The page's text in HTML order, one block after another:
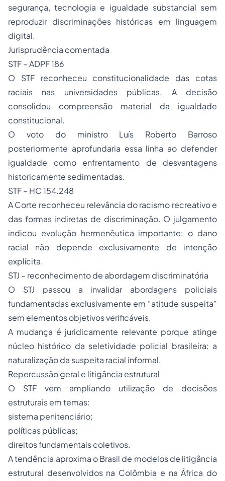
segurança, tecnologia e igualdade substancial sem
reproduzir discriminações históricas em linguagem
digital.
Jurisprudência comentada
STF – ADPF 186
O STF reconheceu constitucionalidade das cotas
raciais nas universidades públicas. A decisão
consolidou compreensão material da igualdade
constitucional.
O voto do ministro Luís Roberto Barroso
posteriormente aprofundaria essa linha ao defender
igualdade como enfrentamento de desvantagens
historicamente sedimentadas.
STF – HC 154.248
A Corte reconheceu relevância do racismo recreativo e
das formas indiretas de discriminação. O julgamento
indicou evolução hermenêutica importante: o dano
racial não depende exclusivamente de intenção
explícita.
STJ – reconhecimento de abordagem discriminatória
O STJ passou a invalidar abordagens policiais
fundamentadas exclusivamente em “atitude suspeita”
sem elementos objetivos verificáveis.
A mudança é juridicamente relevante porque atinge
núcleo histórico da seletividade policial brasileira: a
naturalização da suspeita racial informal.
Repercussão geral e litigância estrutural
O STF vem ampliando utilização de decisões
estruturais em temas:
sistema penitenciário;
políticas públicas;
direitos fundamentais coletivos.
A tendência aproxima o Brasil de modelos de litigância
estrutural desenvolvidos na Colômbia e na África do